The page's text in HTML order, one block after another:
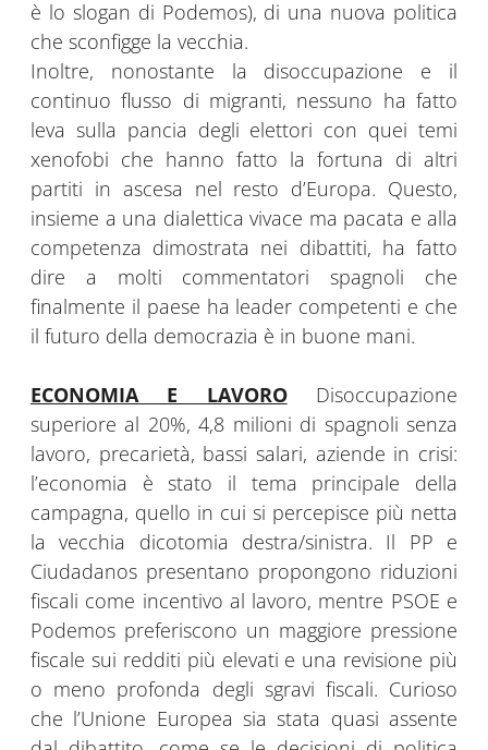
è lo slogan di Podemos), di una nuova politica
che sconfigge la vecchia.
Inoltre, nonostante la disoccupazione e il
continuo flusso di migranti, nessuno ha fatto
leva sulla pancia degli elettori con quei temi
xenofobi che hanno fatto la fortuna di altri
partiti in ascesa nel resto d’Europa. Questo,
insieme a una dialettica vivace ma pacata e alla
competenza dimostrata nei dibattiti, ha fatto
dire a molti commentatori spagnoli che
finalmente il paese ha leader competenti e che
il futuro della democrazia è in buone mani.
ECONOMIA E LAVORODisoccupazione
superiore al 20%, 4,8 milioni di spagnoli senza
lavoro, precarietà, bassi salari, aziende in crisi:
l’economia è stato il tema principale della
campagna, quello in cui si percepisce più netta
la vecchia dicotomia destra/sinistra. Il PP e
Ciudadanos presentano propongono riduzioni
fiscali come incentivo al lavoro, mentre PSOE e
Podemos preferiscono un maggiore pressione
fiscale sui redditi più elevati e una revisione più
o meno profonda degli sgravi fiscali. Curioso
che l’Unione Europea sia stata quasi assente